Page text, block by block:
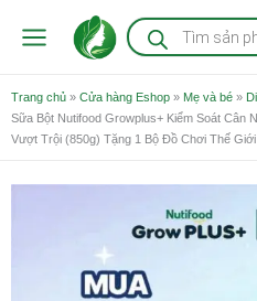
Tìm
kiếm
sản
Trang chủ » Cửa hàng Eshop » Mẹ và bé »
Sữa Bột Nutifood Growplus+ Kiểm Soát Cân
Vượt Trội (850g) Tặng 1 Bộ Đồ Chơi Thế Giới